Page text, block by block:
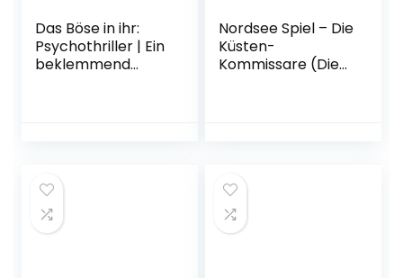
Das Böse in ihr:
Psychothriller | Ein
beklemmend
Nordsee Spiel – Die
Küsten-
Kommissare (Die